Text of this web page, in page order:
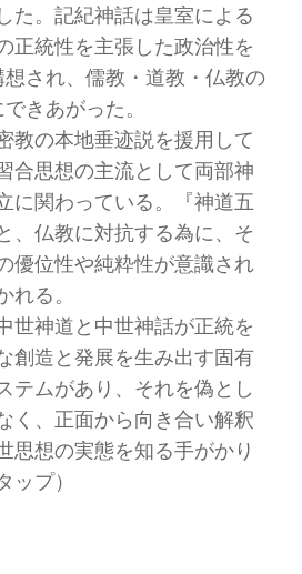
た。記紀神話は皇室による
正統性を主張した政治性を
され、儒教・道教・仏教の
きあがった。
教の本地垂迹説を援用して
合思想の主流として両部神
に関わっている。『神道五
、仏教に対抗する為に、そ
優位性や純粋性が意識され
る。
世神道と中世神話が正統を
創造と発展を生み出す固有
テムがあり、それを偽とし
く、正面から向き合い解釈
思想の実態を知る手がかり
ップ）